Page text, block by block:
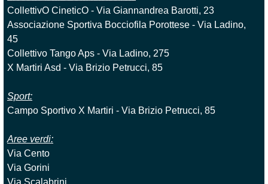
CollettivO CineticO - Via Giannandrea Barotti, 23
Associazione Sportiva Bocciofila Porottese - Via Ladino,
45
Collettivo Tango Aps - Via Ladino, 275
X Martiri Asd - Via Brizio Petrucci, 85
Sport:
Campo Sportivo X Martiri - Via Brizio Petrucci, 85
Aree verdi:
Via Cento
Via Gorini